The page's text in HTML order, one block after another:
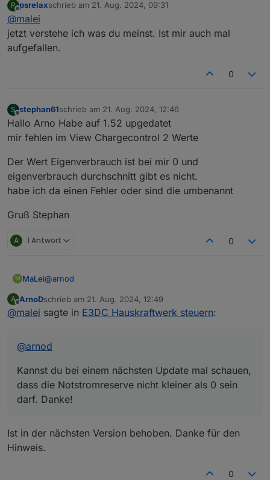
Nein, es geht um die durch die Automatik berechnete
min' und 'Notstrom Sockel'. Bei mir sind 25 % bzw. 5 %
eingestellt und die berechnete Notstromreserve beträgt
aktuell - 6 % ...
P
Offline
psrelaxschrieb am 21. Aug. 2024, 09:31
zuletzt editiert von
@malei
jetzt verstehe ich was du meinst. Ist mir auch mal
aufgefallen.
0
S
Offline
stephan61schrieb am 21. Aug. 2024, 12:46
zuletzt editiert von
Hallo Arno Habe auf 1.52 upgedatet
mir fehlen im View Chargecontrol 2 Werte
Der Wert Eigenverbrauch ist bei mir 0 und
eigenverbrauch durchschnitt gibt es nicht.
habe ich da einen Fehler oder sind die umbenannt
Gruß Stephan
A 1 Antwort 0
M MaLei@arnod
Kannst du bei einem nächsten Update mal schauen,
dass die Notstromreserve nicht kleiner als 0 sein darf.
A
Offline
ArnoDschrieb am 21. Aug. 2024, 12:49
zuletzt editiert von
@malei sagte in E3DC Hauskraftwerk steuern:
@arnod
Kannst du bei einem nächsten Update mal schauen,
dass die Notstromreserve nicht kleiner als 0 sein
darf. Danke!
Ist in der nächsten Version behoben. Danke für den
Hinweis.
0